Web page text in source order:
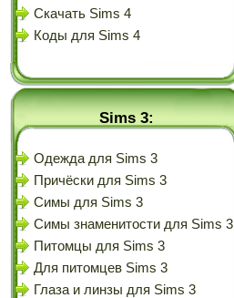
Скачать Sims 4
Коды для Sims 4
Sims 3:
Одежда для Sims 3
Причёски для Sims 3
Симы для Sims 3
Симы знаменитости для Sims 3
Питомцы для Sims 3
Для питомцев Sims 3
Глаза и линзы для Sims 3